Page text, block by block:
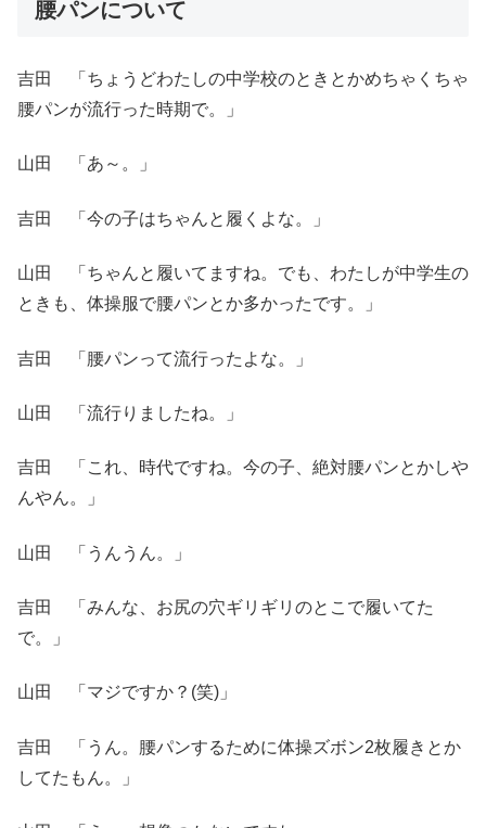
腰パンについて
吉田 「ちょうどわたしの中学校のときとかめちゃくちゃ
腰パンが流行った時期で。」
山田 「あ～。」
吉田 「今の子はちゃんと履くよな。」
山田 「ちゃんと履いてますね。でも、わたしが中学生の
ときも、体操服で腰パンとか多かったです。」
吉田 「腰パンって流行ったよな。」
山田 「流行りましたね。」
吉田 「これ、時代ですね。今の子、絶対腰パンとかしや
んやん。」
山田 「うんうん。」
吉田 「みんな、お尻の穴ギリギリのとこで履いてた
で。」
山田 「マジですか？(笑)」
吉田 「うん。腰パンするために体操ズボン2枚履きとか
してたもん。」